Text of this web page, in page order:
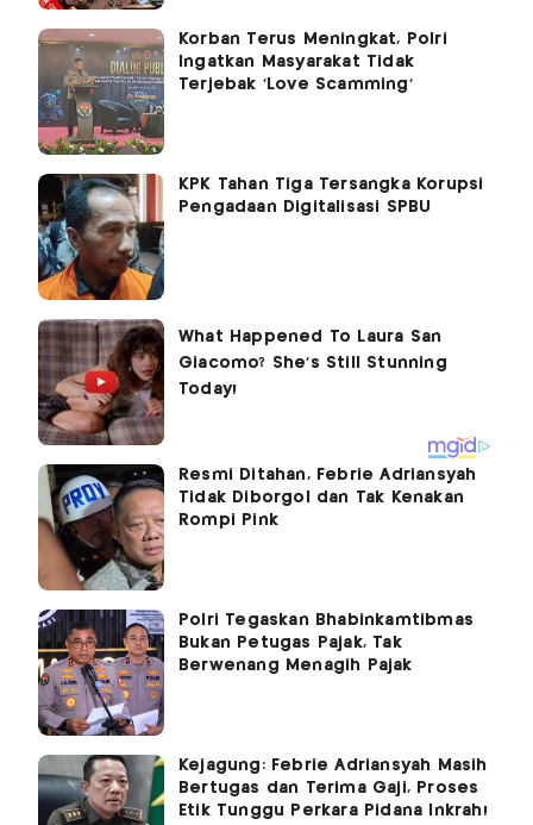
Korban Terus Meningkat, Polri
Ingatkan Masyarakat Tidak
Terjebak 'Love Scamming'
KPK Tahan Tiga Tersangka Korupsi
Pengadaan Digitalisasi SPBU
Resmi Ditahan, Febrie Adriansyah
Tidak Diborgol dan Tak Kenakan
Rompi Pink
Polri Tegaskan Bhabinkamtibmas
Bukan Petugas Pajak, Tak
Berwenang Menagih Pajak
Kejagung: Febrie Adriansyah Masih
Bertugas dan Terima Gaji, Proses
Etik Tunggu Perkara Pidana Inkrah!